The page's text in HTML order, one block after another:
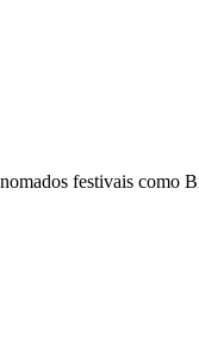
festivais como